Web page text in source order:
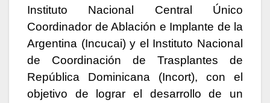
Instituto Nacional Central Único
Coordinador de Ablación e Implante de la
Argentina (Incucai) y el Instituto Nacional
de Coordinación de Trasplantes de
República Dominicana (Incort), con el
objetivo de lograr el desarrollo de un